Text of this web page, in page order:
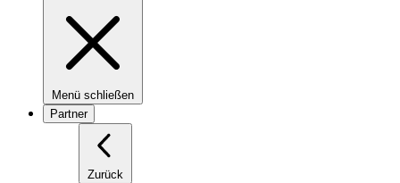
Menü schließen
Partner
Zurück